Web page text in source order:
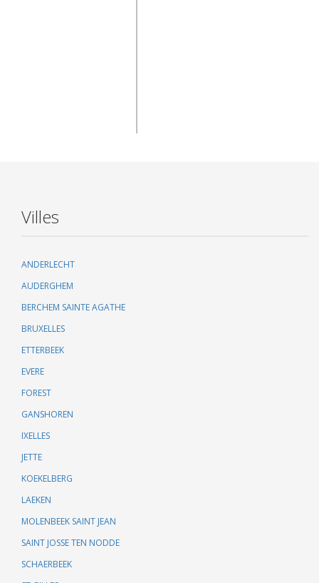
Villes
ANDERLECHT
AUDERGHEM
BERCHEM SAINTE AGATHE
BRUXELLES
ETTERBEEK
EVERE
FOREST
GANSHOREN
IXELLES
JETTE
KOEKELBERG
LAEKEN
MOLENBEEK SAINT JEAN
SAINT JOSSE TEN NODDE
SCHAERBEEK